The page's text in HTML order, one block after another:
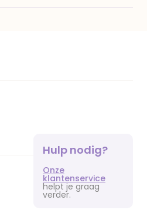
Hulp nodig?
Onze
klantenservice
helpt je graag
verder.